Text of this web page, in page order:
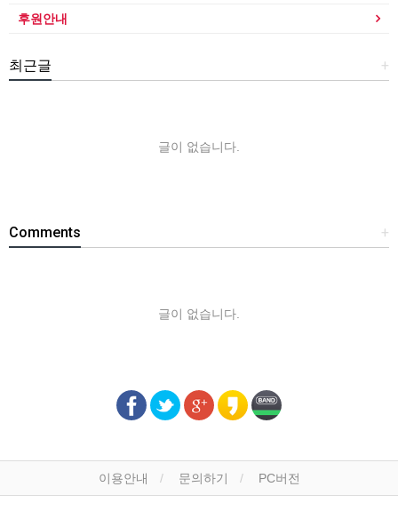
후원안내
+
최근글
글이 없습니다.
+
Comments
글이 없습니다.
이용안내 문의하기 PC버전